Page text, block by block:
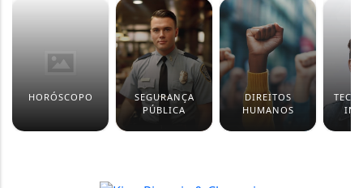
HORÓSCOPO
SEGURANÇA
PÚBLICA
DIREITOS
HUMANOS